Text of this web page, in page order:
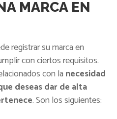
MARCA EN
registrar su marca en
con ciertos requisitos.
con la necesidad
deseas dar de alta
. Son los siguientes: